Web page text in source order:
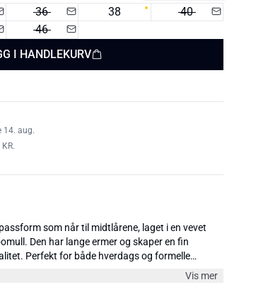
36 38
40
46
I HANDLEKURV
14. aug.
som når til midtlårene, laget i en vevet
Den har lange ermer og skaper en fin
Perfekt for både hverdags og formelle
Vis mer